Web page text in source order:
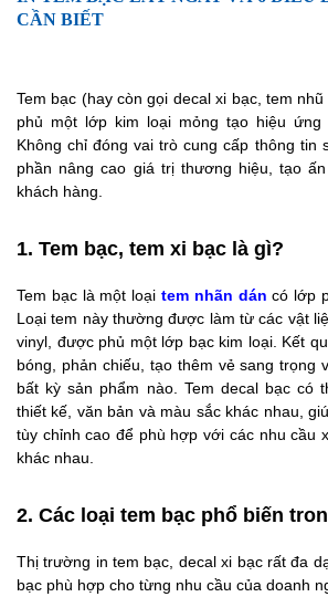
CẦN BIẾT
Tem bạc (hay còn gọi decal xi bạc, tem
phủ một lớp kim loại mỏng tạo hiệu ứng
Không chỉ đóng vai trò cung cấp thông tin
phần nâng cao giá trị thương hiệu, tạo
khách hàng.
1. Tem bạc, tem xi bạc là gì?
Tem bạc là một loại tem nhãn dán có lớp
Loại tem này thường được làm từ các vật
vinyl, được phủ một lớp bạc kim loại. Kết
bóng, phản chiếu, tạo thêm vẻ sang trọng
bất kỳ sản phẩm nào. Tem decal bạc có
thiết kế, văn bản và màu sắc khác nhau,
tùy chỉnh cao để phù hợp với các nhu cầu
khác nhau.
2. Các loại tem bạc phổ biến
Thị trường in tem bạc, decal xi bạc rất đa
bạc phù hợp cho từng nhu cầu của doanh